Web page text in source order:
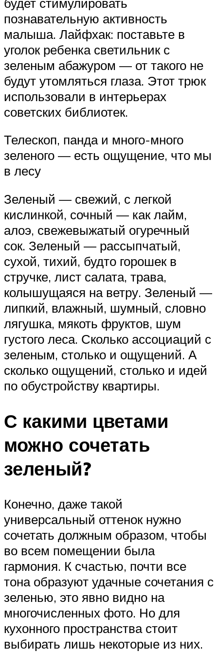
познавательную активность
малыша. Лайфхак: поставьте в
уголок ребенка светильник с
зеленым абажуром — от такого не
будут утомляться глаза. Этот трюк
использовали в интерьерах
советских библиотек.
Телескоп, панда и много-много
зеленого — есть ощущение, что мы
в лесу
Зеленый — свежий, с легкой
кислинкой, сочный — как лайм,
алоэ, свежевыжатый огуречный
сок. Зеленый — рассыпчатый,
сухой, тихий, будто горошек в
стручке, лист салата, трава,
колышущаяся на ветру. Зеленый —
липкий, влажный, шумный, словно
лягушка, мякоть фруктов, шум
густого леса. Сколько ассоциаций с
зеленым, столько и ощущений. А
сколько ощущений, столько и идей
по обустройству квартиры.
С какими цветами
можно сочетать
зеленый?
Конечно, даже такой
универсальный оттенок нужно
сочетать должным образом, чтобы
во всем помещении была
гармония. К счастью, почти все
тона образуют удачные сочетания с
зеленью, это явно видно на
многочисленных фото. Но для
кухонного пространства стоит
выбирать лишь некоторые из них.